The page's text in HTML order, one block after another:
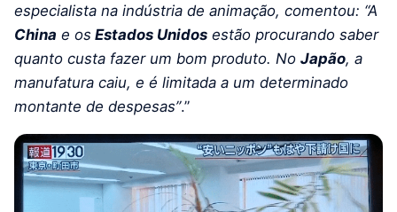
especialista na indústria de animação, comentou: “A
China e os Estados Unidos estão procurando saber
quanto custa fazer um bom produto. No Japão, a
manufatura caiu, e é limitada a um determinado
montante de despesas”.”